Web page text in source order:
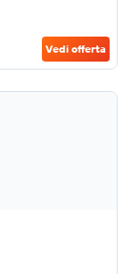
Vedi offerta